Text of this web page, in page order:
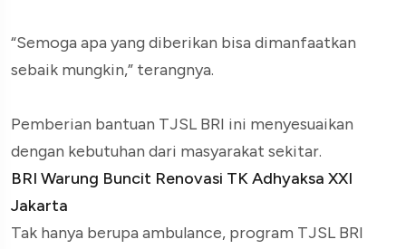
“Semoga apa yang diberikan bisa dimanfaatkan
sebaik mungkin,” terangnya.
Pemberian bantuan TJSL BRI ini menyesuaikan
dengan kebutuhan dari masyarakat sekitar.
BRI Warung Buncit Renovasi TK Adhyaksa XXI
Jakarta
Tak hanya berupa ambulance, program TJSL BRI